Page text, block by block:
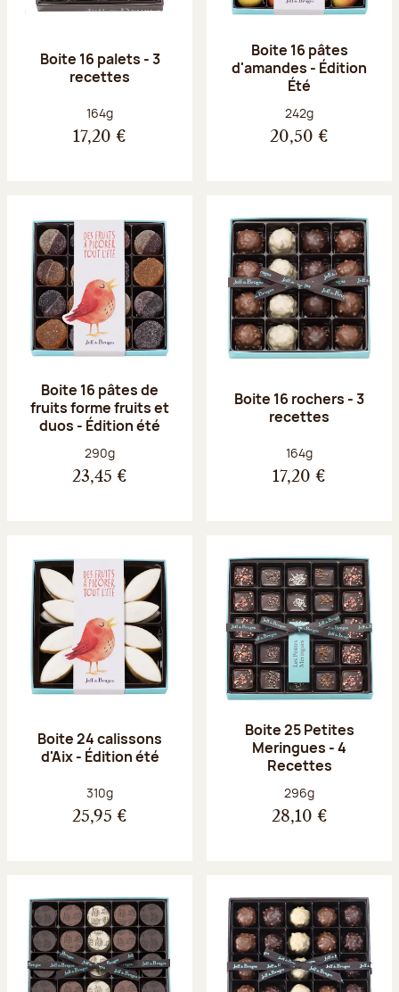
Boite 16 palets - 3
recettes
Poids net :
164g
17,20 €
Boite 16 pâtes
d'amandes - Édition
Été
Poids net :
242g
20,50 €
Boite 16 pâtes de
fruits forme fruits et
duos - Édition été
Poids net :
290g
23,45 €
Boite 16 rochers - 3
recettes
Poids net :
164g
17,20 €
Boite 24 calissons
d'Aix - Édition été
Poids net :
310g
25,95 €
Boite 25 Petites
Meringues - 4
Recettes
Poids net :
296g
28,10 €